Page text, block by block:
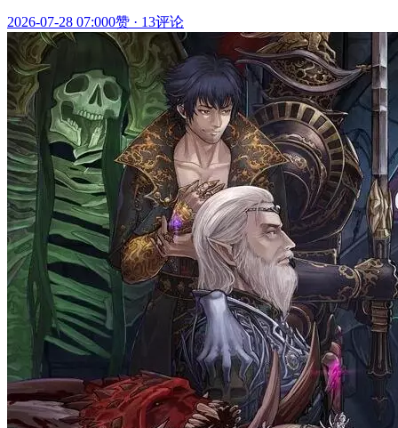
2026-07-28 07:000赞 · 13评论